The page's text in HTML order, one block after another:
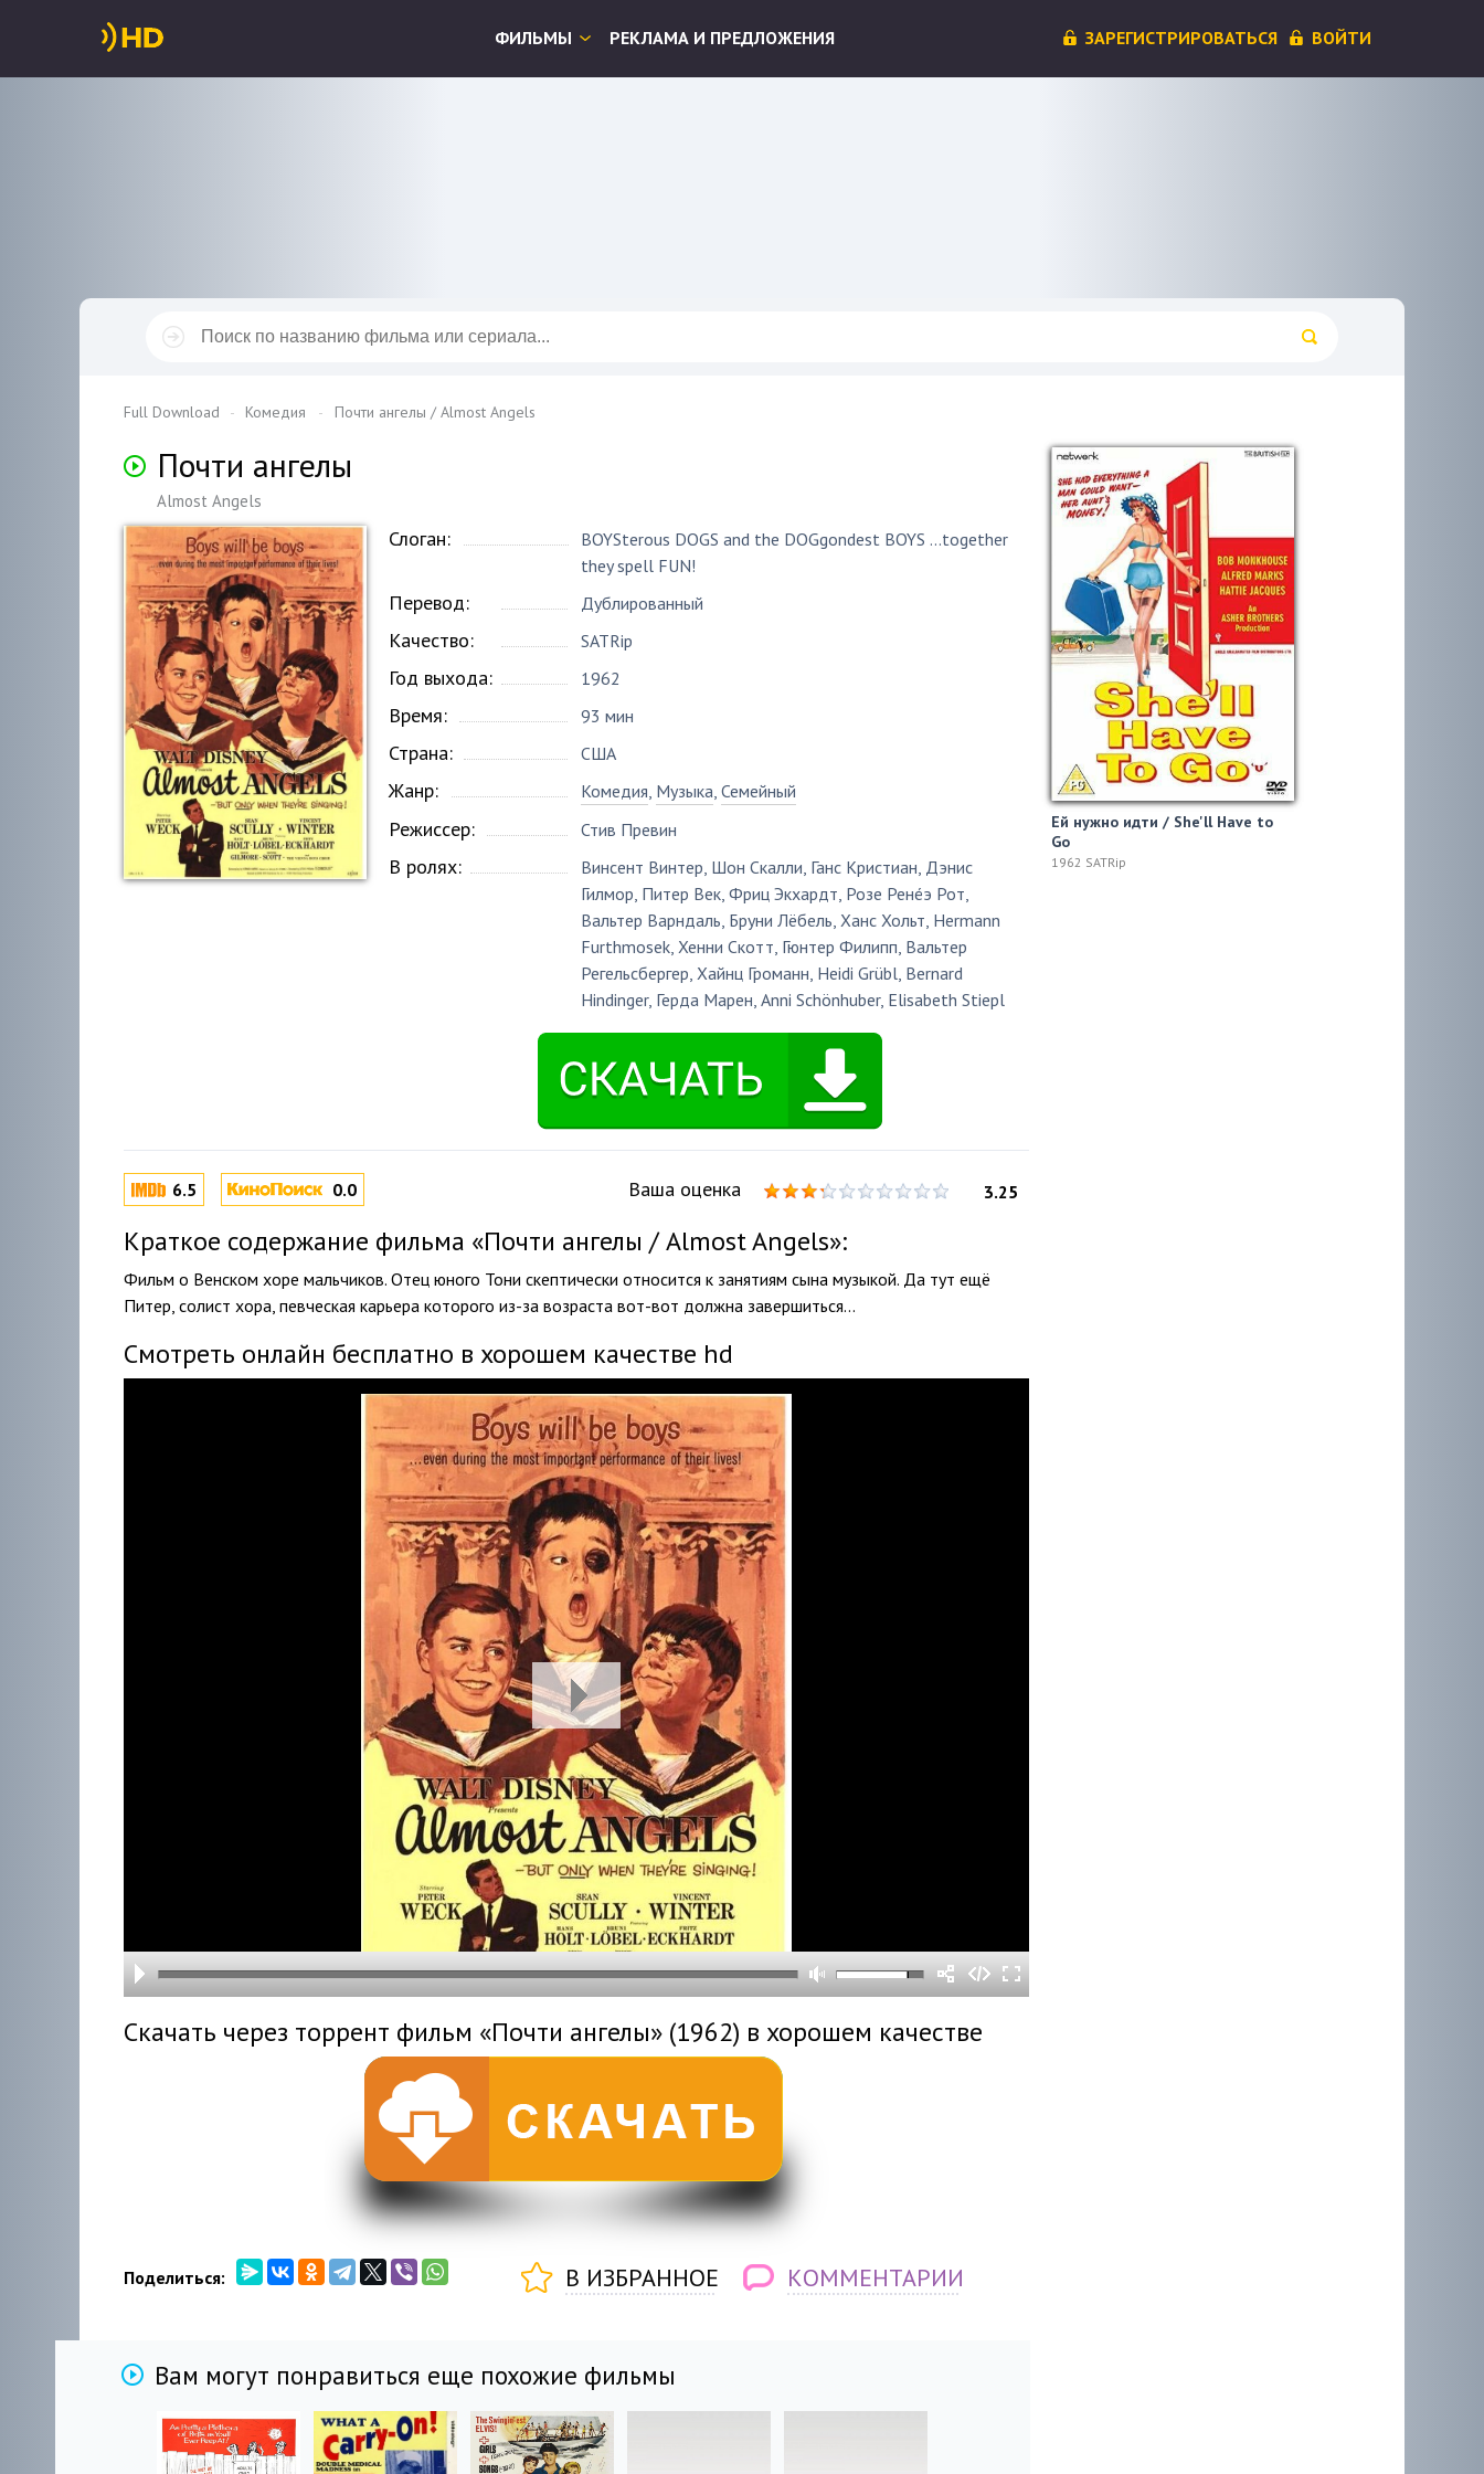
ФИЛЬМЫ РЕКЛАМА И ПРЕДЛОЖЕНИЯ ЗАРЕГИСТРИРОВАТЬСЯ ВОЙТИ
Full Download Комедия Почти ангелы / Almost Angels
Почти ангелы
Almost Angels
Слоган:
BOYSterous DOGS and the DOGgondest BOYS ...together
they spell FUN!
Перевод: Дублированный
Качество: SATRip
Год выхода: 1962
Время: 93 мин
Страна: США
Жанр: Комедия, Музыка, Семейный
Режиссер: Стив Превин
В ролях: Винсент Винтер, Шон Скалли, Ганс Кристиан, Дэнис
Гилмор, Питер Век, Фриц Экхардт, Розе Ренéэ Рот,
Вальтер Варндаль, Бруни Лёбель, Ханс Хольт, Hermann
Furthmosek, Хенни Скотт, Гюнтер Филипп, Вальтер
Регельсбергер, Хайнц Громанн, Heidi Grübl, Bernard
Hindinger, Герда Марен, Anni Schönhuber, Elisabeth Stiepl
6.5 0.0 Ваша оценка 3.25
Краткое содержание фильма «Почти ангелы / Almost Angels»:
Фильм о Венском хоре мальчиков. Отец юного Тони скептически относится к занятиям сына музыкой. Да тут ещё
Питер, солист хора, певческая карьера которого из-за возраста вот-вот должна завершиться...
Смотреть онлайн бесплатно в хорошем качестве hd
Скачать через торрент фильм «Почти ангелы» (1962) в хорошем качестве
Поделиться: В ИЗБРАННОЕ КОММЕНТАРИИ
Вам могут понравиться еще похожие фильмы
Ей нужно идти / She'll Have to
Go
1962 SATRip